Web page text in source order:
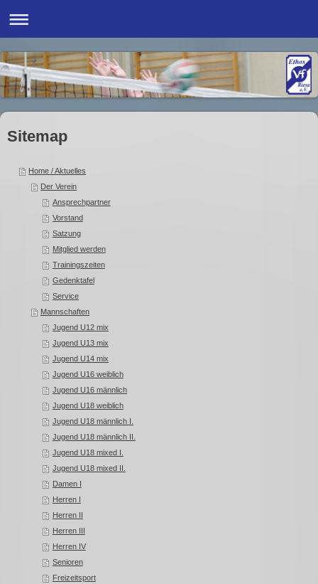
Sitemap
Home / Aktuelles
Der Verein
Ansprechpartner
Vorstand
Satzung
Mitglied werden
Trainingszeiten
Gedenktafel
Service
Mannschaften
Jugend U12 mix
Jugend U13 mix
Jugend U14 mix
Jugend U16 weiblich
Jugend U16 männlich
Jugend U18 weiblich
Jugend U18 männlich I.
Jugend U18 männlich II.
Jugend U18 mixed I.
Jugend U18 mixed II.
Damen I
Herren I
Herren II
Herren III
Herren IV
Senioren
Freizeitsport